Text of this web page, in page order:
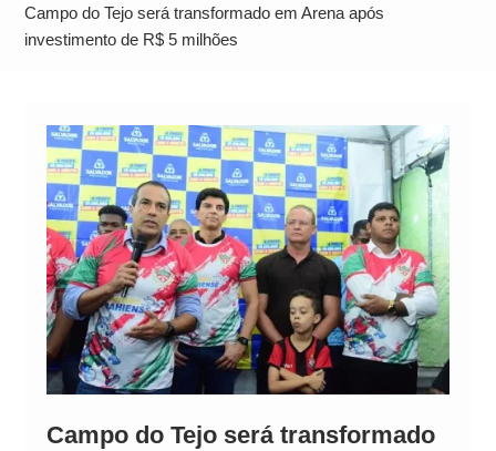
Alto
Campo do Tejo será transformado em Arena após
investimento de R$ 5 milhões
Campo do Tejo será transformado